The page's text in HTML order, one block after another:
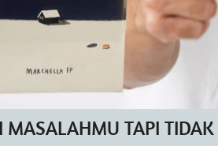
TAPI